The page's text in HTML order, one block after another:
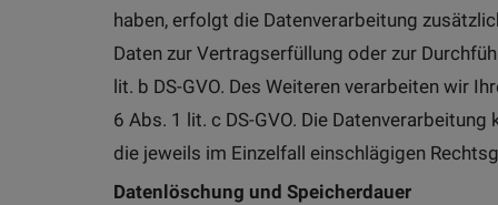
haben, erfolgt die Datenverarbeitung
Daten zur Vertragserfüllung oder zur
lit. b DS-GVO. Des Weiteren verarbeiten wir
6 Abs. 1 lit. c DS-GVO. Die
die jeweils im Einzelfall einschlägigen
Datenlöschung und Speicherdauer